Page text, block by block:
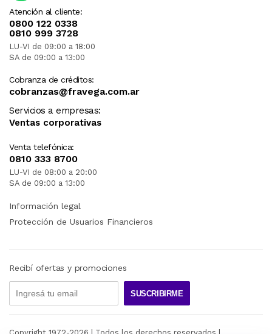
Atención al cliente:
0800 122 0338
0810 999 3728
LU-VI de 09:00 a 18:00
SA de 09:00 a 13:00
Cobranza de créditos:
cobranzas@fravega.com.ar
Servicios a empresas:
Ventas corporativas
Venta telefónica:
0810 333 8700
LU-VI de 08:00 a 20:00
SA de 09:00 a 13:00
Información legal
Protección de Usuarios Financieros
Recibí ofertas y promociones
SUSCRIBIRME